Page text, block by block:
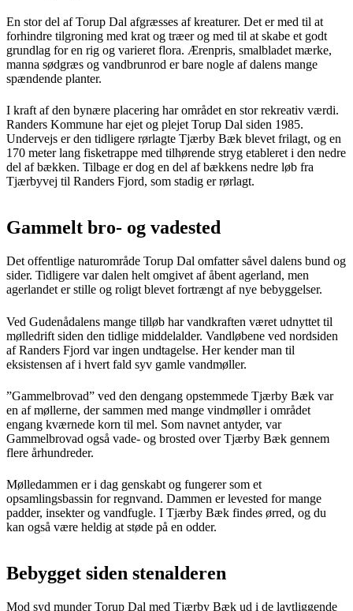
En stor del af Torup Dal afgræsses af kreaturer. Det er med til at
forhindre tilgroning med krat og træer og med til at skabe et godt
grundlag for en rig og varieret flora. Ærenpris, smalbladet mærke,
manna sødgræs og vandbrunrod er bare nogle af dalens mange
spændende planter.
I kraft af den bynære placering har området en stor rekreativ værdi.
Randers Kommune har ejet og plejet Torup Dal siden 1985.
Undervejs er den tidligere rørlagte Tjærby Bæk blevet frilagt, og en
170 meter lang fisketrappe med tilhørende stryg etableret i den nedre
del af bækken. Tilbage er dog en del af bækkens nedre løb fra
Tjærbyvej til Randers Fjord, som stadig er rørlagt.
Gammelt bro- og vadested
Det offentlige naturområde Torup Dal omfatter såvel dalens bund og
sider. Tidligere var dalen helt omgivet af åbent agerland, men
agerlandet er stille og roligt blevet fortrængt af nye bebyggelser.
Ved Gudenådalens mange tilløb har vandkraften været udnyttet til
mølledrift siden den tidlige middelalder. Vandløbene ved nordsiden
af Randers Fjord var ingen undtagelse. Her kender man til
eksistensen af i hvert fald syv gamle vandmøller.
”Gammelbrovad” ved den dengang opstemmede Tjærby Bæk var
en af møllerne, der sammen med mange vindmøller i området
engang kværnede korn til mel. Som navnet antyder, var
Gammelbrovad også vade- og brosted over Tjærby Bæk gennem
flere århundreder.
Mølledammen er i dag genskabt og fungerer som et
opsamlingsbassin for regnvand. Dammen er levested for mange
padder, insekter og vandfugle. I Tjærby Bæk findes ørred, og du
kan også være heldig at støde på en odder.
Bebygget siden stenalderen
Mod syd munder Torup Dal med Tjærby Bæk ud i de lavtliggende